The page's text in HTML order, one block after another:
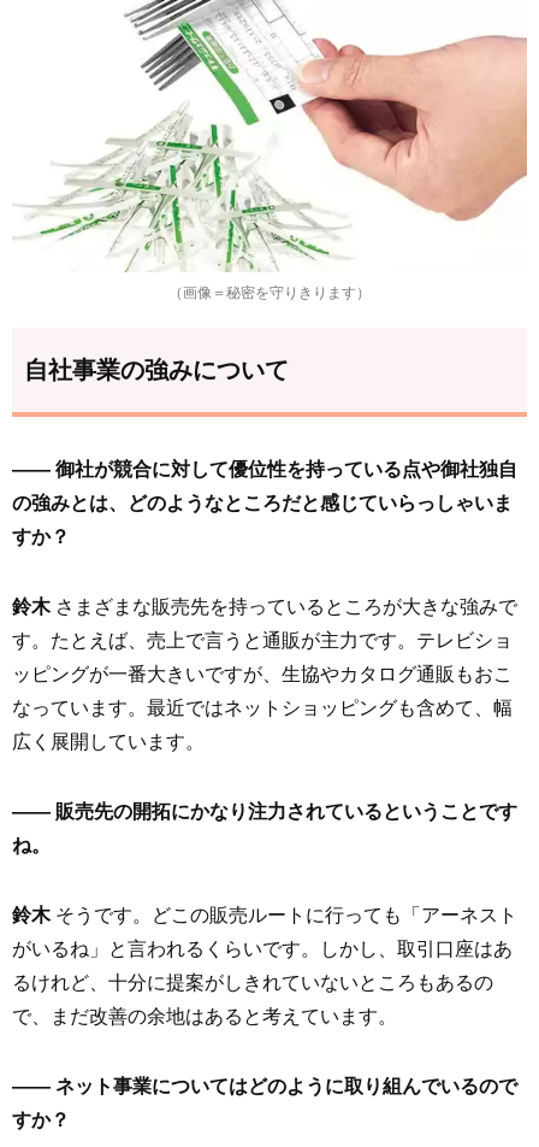
（画像＝秘密を守りきります）
自社事業の強みについて
—— 御社が競合に対して優位性を持っている点や御社独自
の強みとは、どのようなところだと感じていらっしゃいま
すか？
鈴木さまざまな販売先を持っているところが大きな強みで
す。たとえば、売上で言うと通販が主力です。テレビショ
ッピングが一番大きいですが、生協やカタログ通販もおこ
なっています。最近ではネットショッピングも含めて、幅
広く展開しています。
—— 販売先の開拓にかなり注力されているということです
ね。
鈴木そうです。どこの販売ルートに行っても「アーネスト
がいるね」と言われるくらいです。しかし、取引口座はあ
るけれど、十分に提案がしきれていないところもあるの
で、まだ改善の余地はあると考えています。
—— ネット事業についてはどのように取り組んでいるので
すか？